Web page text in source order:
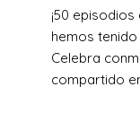
¡50
hemos tenido
Celebra
compartido